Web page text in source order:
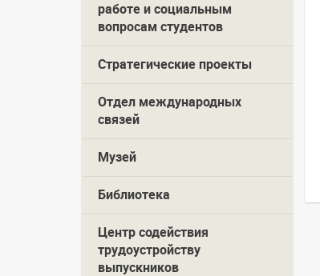
работе и социальным
вопросам студентов
Стратегические проекты
Отдел международных
связей
Музей
Библиотека
Центр содействия
трудоустройству
выпускников